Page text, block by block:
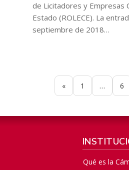
de Licitadores y Empresas
Estado (ROLECE). La
septiembre de 2018…
« 1 … 6
Qué es la